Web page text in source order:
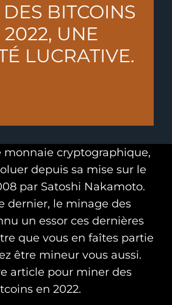
BITCOINS
2022, UNE
LUCRATIVE.
monnaie cryptographique,
depuis sa mise sur le
par Satoshi Nakamoto.
dernier, le minage des
un essor ces dernières
que vous en faîtes partie
être mineur vous aussi.
article pour miner des
en 2022.